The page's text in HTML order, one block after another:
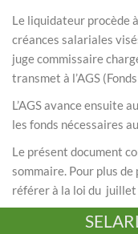
Le liquidateur procède
créances salariales
juge commissaire
transmet à l’AGS
L’AGS avance ensuite
les fonds nécessaires
Le présent document
sommaire. Pour plus
référer à la loi du juillet